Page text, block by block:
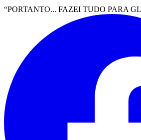
“PORTANTO... FAZEI TUDO PARA